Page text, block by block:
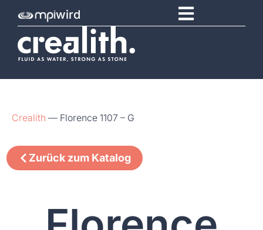
wird
Crealith — Florence 1107 – G
Zurück zum Katalog